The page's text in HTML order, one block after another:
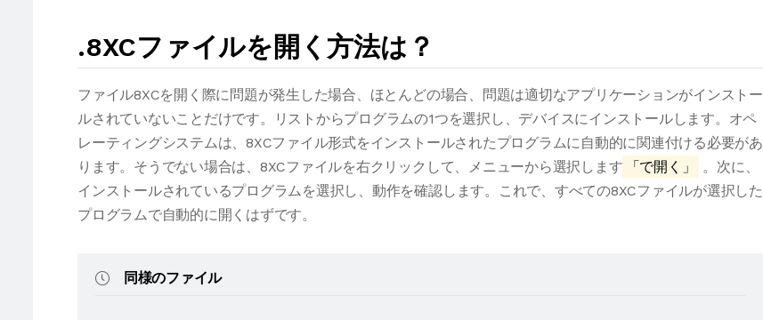
.8XCファイルを開く方法は？
ファイル8XCを開く際に問題が発生した場合、ほとんどの場合、問題は適切なアプリケーションがインストー
ルされていないことだけです。リストからプログラムの1つを選択し、デバイスにインストールします。オペ
レーティングシステムは、8XCファイル形式をインストールされたプログラムに自動的に関連付ける必要があ
ります。そうでない場合は、8XCファイルを右クリックして、メニューから選択します
「で開く」
。次に、
インストールされているプログラムを選択し、動作を確認します。これで、すべての8XCファイルが選択した
プログラムで自動的に開くはずです。
同様のファイル